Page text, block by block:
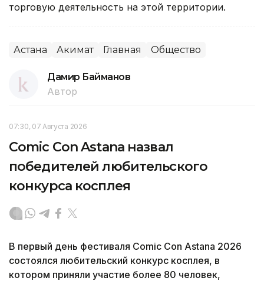
торговую деятельность на этой территории.
Астана Акимат Главная Общество
Дамир Байманов
Автор
07:30, 07 Августа 2026
Comic Con Astana назвал
победителей любительского
конкурса косплея
В первый день фестиваля Comic Con Astana 2026
состоялся любительский конкурс косплея, в
котором приняли участие более 80 человек,